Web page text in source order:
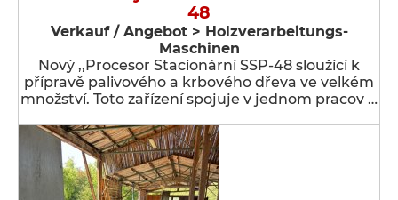
48
Verkauf / Angebot > Holzverarbeitungs-
Maschinen
Nový ,,Procesor Stacionární SSP-48 sloužící k
přípravě palivového a krbového dřeva ve velkém
množství. Toto zařízení spojuje v jednom pracov …